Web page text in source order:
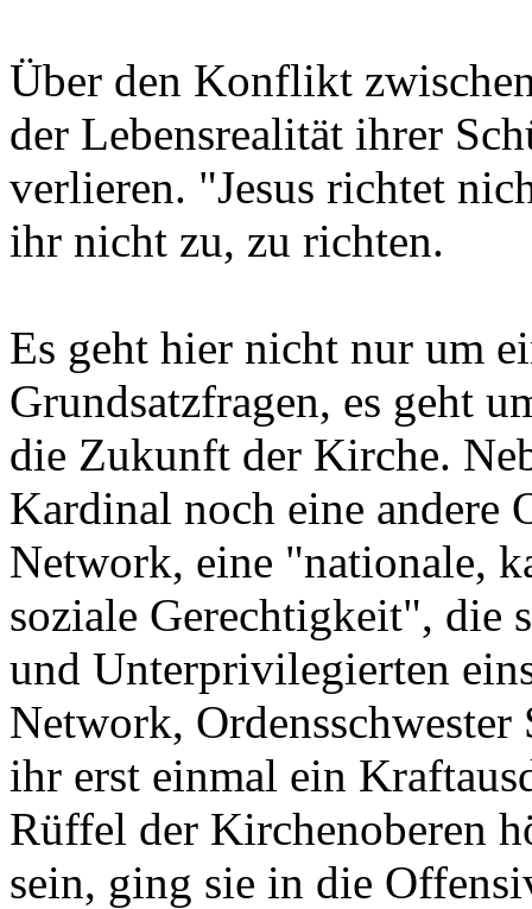
Über den Konflikt
der Lebensrealität ihrer
verlieren. "Jesus richtet
ihr nicht zu, zu richten.
Es geht hier nicht nur um
Grundsatzfragen, es geht
die Zukunft der Kirche.
Kardinal noch eine andere
Network, eine "nationale,
soziale Gerechtigkeit", die
und Unterprivilegierten
Network,
ihr erst einmal ein
Rüffel der Kirchenoberen
sein, ging sie in die